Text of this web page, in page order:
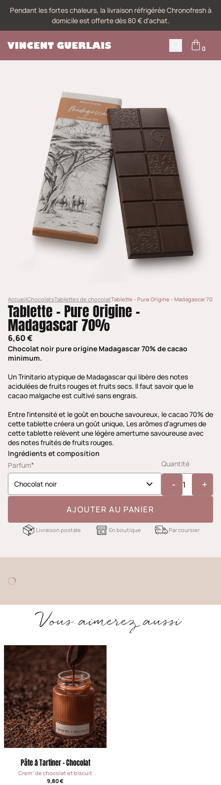
Pendant les fortes chaleurs, la livraison réfrigérée Chronofresh à
domicile est offerte dès 80 € d'achat.
0
AccueilChocolatsTablettes de chocolatTablette - Pure Origine - Madagascar 70%
Tablette - Pure Origine -
Madagascar 70%
6,60 €
Chocolat noir pure origine Madagascar 70% de cacao
minimum.
Un Trinitario atypique de Madagascar qui libère des notes
acidulées de fruits rouges et fruits secs. Il faut savoir que le
cacao malgache est cultivé sans engrais.
Entre l'intensité et le goût en bouche savoureux, le cacao 70% de
cette tablette créera un goût unique, Les arômes d'agrumes de
cette tablette relèvent une légère amertume savoureuse avec
des notes fruités de fruits rouges.
Ingrédients et composition
Parfum* Quantité
- +
AJOUTER AU PANIER
Livraison postale En boutique Par coursier
Vous aimerez aussi
Pâte à Tartiner - Chocolat
Crem' de chocolat et biscuit
9,80 €